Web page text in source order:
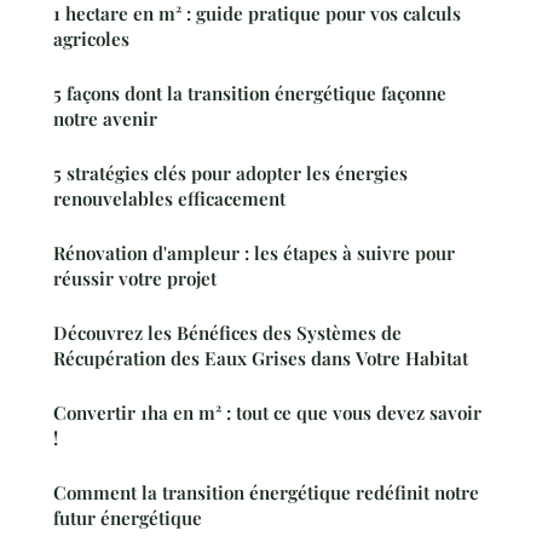
1 hectare en m² : guide pratique pour vos calculs
agricoles
5 façons dont la transition énergétique façonne
notre avenir
5 stratégies clés pour adopter les énergies
renouvelables efficacement
Rénovation d'ampleur : les étapes à suivre pour
réussir votre projet
Découvrez les Bénéfices des Systèmes de
Récupération des Eaux Grises dans Votre Habitat
Convertir 1ha en m² : tout ce que vous devez savoir
!
Comment la transition énergétique redéfinit notre
futur énergétique